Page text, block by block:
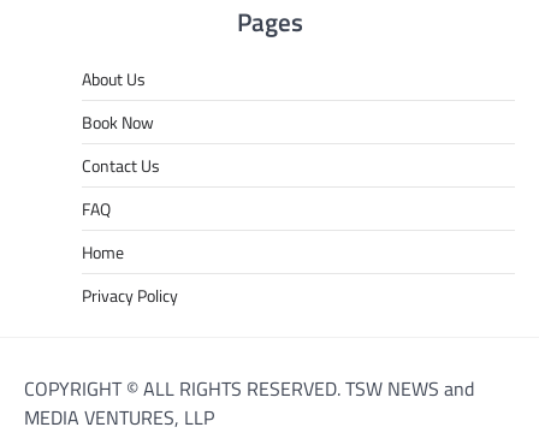
Pages
About Us
Book Now
Contact Us
FAQ
Home
Privacy Policy
COPYRIGHT © ALL RIGHTS RESERVED. TSW NEWS and
MEDIA VENTURES, LLP